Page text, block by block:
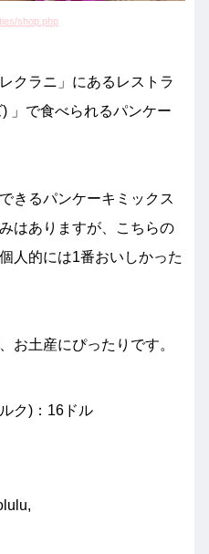
shop.php
クラニ」にあるレストラ
」で食べられるパンケー
きるパンケーキミックス
はありますが、こちらの
人的には1番おいしかった
お土産にぴったりです。
ク)：16ドル